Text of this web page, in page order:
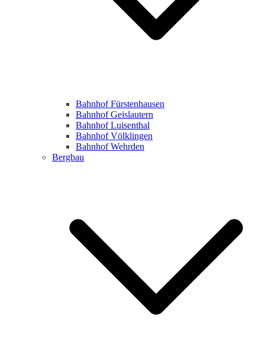
Bahnhof Fürstenhausen
Bahnhof Geislautern
Bahnhof Luisenthal
Bahnhof Völklingen
Bahnhof Wehrden
Bergbau